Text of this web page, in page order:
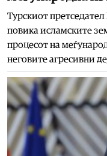
Турскиот
повика исламските
процесот на
неговите агресивни